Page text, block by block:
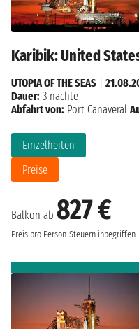
Karibik: United
Balkon ab 827 €
Preis pro Person Steuern inbegriffen
Einzelheiten
Preise
UTOPIA OF THE SEAS
Dauer: 3 nächte
Abfahrt von: Port Canaveral